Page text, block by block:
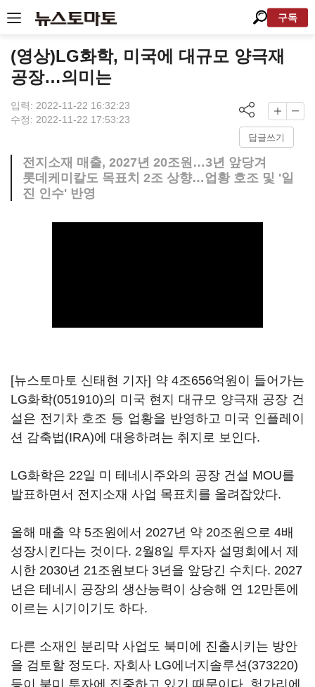
구독
(영상)LG화학, 미국에 대규모 양극재
공장…의미는
입력: 2022-11-22 16:32:23
수정: 2022-11-22 17:53:23
답글쓰기
전지소재 매출, 2027년 20조원…3년 앞당겨
롯데케미칼도 목표치 2조 상향…업황 호조 및 '일
진 인수' 반영
[뉴스토마토 신태현 기자] 약 4조656억원이 들어가는
LG화학(051910)의 미국 현지 대규모 양극재 공장 건
설은 전기차 호조 등 업황을 반영하고 미국 인플레이
션 감축법(IRA)에 대응하려는 취지로 보인다.
LG화학은 22일 미 테네시주와의 공장 건설 MOU를
발표하면서 전지소재 사업 목표치를 올려잡았다.
올해 매출 약 5조원에서 2027년 약 20조원으로 4배
성장시킨다는 것이다. 2월8일 투자자 설명회에서 제
시한 2030년 21조원보다 3년을 앞당긴 수치다. 2027
년은 테네시 공장의 생산능력이 상승해 연 12만톤에
이르는 시기이기도 하다.
다른 소재인 분리막 사업도 북미에 진출시키는 방안
을 검토할 정도다. 자회사 LG에너지솔루션(373220)
등이 북미 투자에 집중하고 있기 때문이다. 헝가리에